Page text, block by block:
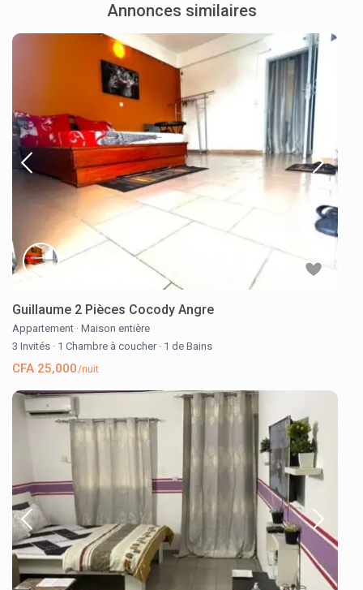
Annonces similaires
Guillaume 2 Pièces Cocody Angre
Appartement · Maison entière
3 Invités · 1 Chambre à coucher · 1 de Bains
CFA 25,000/nuit